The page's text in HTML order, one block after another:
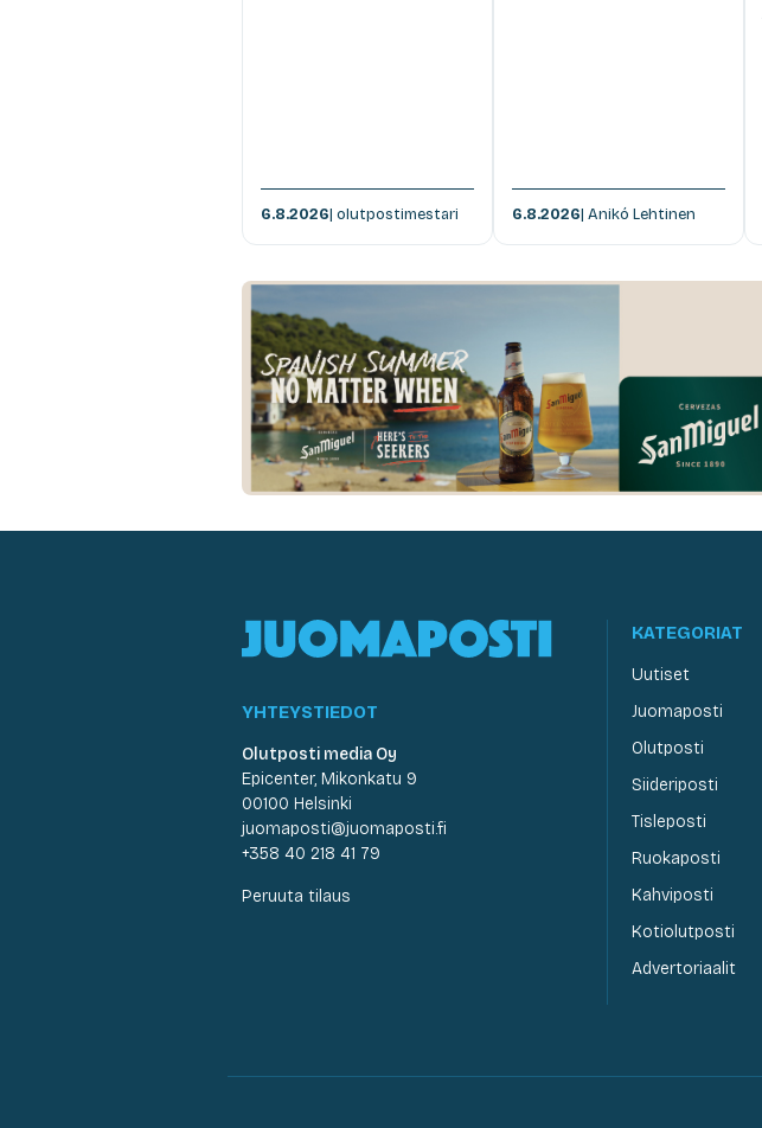
6.8.2026| olutpostimestari 6.8.2026| Anikó Lehtinen
YHTEYSTIEDOT
Olutposti media Oy
Epicenter, Mikonkatu 9
00100 Helsinki
juomaposti@juomaposti.fi
+358 40 218 41 79
Peruuta tilaus
KATEGORIAT
Uutiset
Juomaposti
Olutposti
Siideriposti
Tisleposti
Ruokaposti
Kahviposti
Kotiolutposti
Advertoriaalit